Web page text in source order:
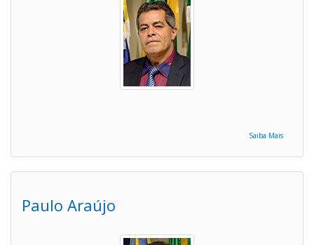
Saiba Mais
Paulo Araújo